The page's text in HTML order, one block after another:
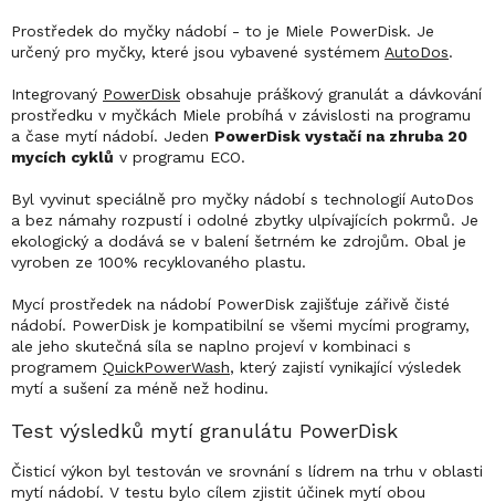
Prostředek do myčky nádobí - to je Miele PowerDisk. Je
určený pro myčky, které jsou vybavené systémem AutoDos.
Integrovaný PowerDisk obsahuje práškový granulát a dávkování
prostředku v myčkách Miele probíhá v závislosti na programu
a čase mytí nádobí. Jeden PowerDisk vystačí na zhruba 20
mycích cyklů v programu ECO.
Byl vyvinut speciálně pro myčky nádobí s technologií AutoDos
a bez námahy rozpustí i odolné zbytky ulpívajících pokrmů. Je
ekologický a dodává se v balení šetrném ke zdrojům. Obal je
vyroben ze 100% recyklovaného plastu.
Mycí prostředek na nádobí PowerDisk zajišťuje zářivě čisté
nádobí. PowerDisk je kompatibilní se všemi mycími programy,
ale jeho skutečná síla se naplno projeví v kombinaci s
programem QuickPowerWash, který zajistí vynikající výsledek
mytí a sušení za méně než hodinu.
Test výsledků mytí granulátu PowerDisk
Čisticí výkon byl testován ve srovnání s lídrem na trhu v oblasti
mytí nádobí. V testu bylo cílem zjistit účinek mytí obou